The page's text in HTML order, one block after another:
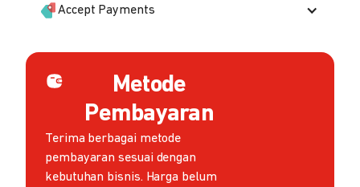
Accept Payments
Metode
Pembayaran
Terima berbagai metode
pembayaran sesuai dengan
kebutuhan bisnis. Harga belum